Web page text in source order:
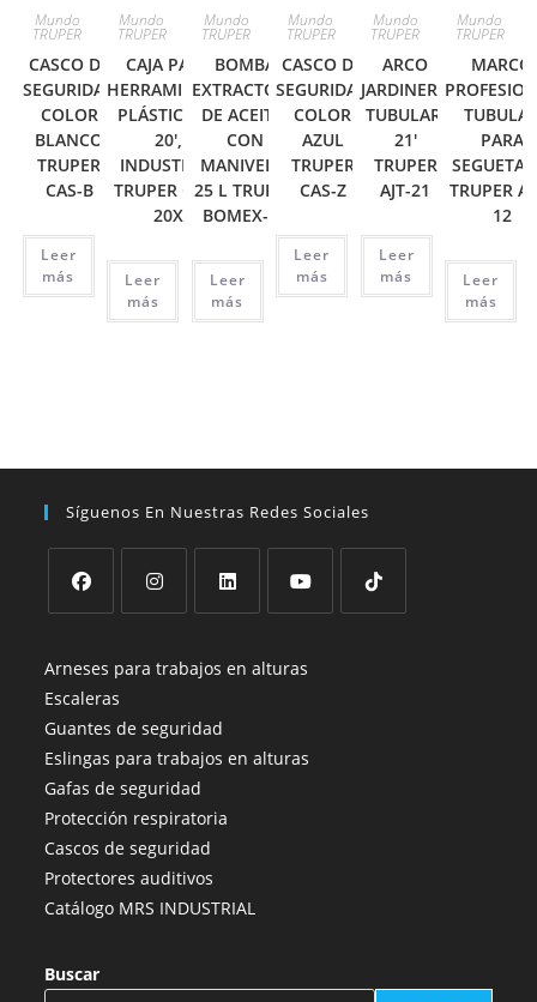
Mundo
TRUPER
CASCO DE
SEGURIDAD
COLOR
BLANCO
TRUPER
CAS-B
Leer
más
Mundo
TRUPER
CAJA PARA
HERRAMIENTA,
PLÁSTICA DE
20′,
INDUSTRIAL
TRUPER CHP-
20X
Leer
más
Mundo
TRUPER
BOMBA
EXTRACTORA
DE ACEITE,
CON
MANIVELA,
25 L TRUPER
BOMEX-25
Leer
más
Mundo
TRUPER
CASCO DE
SEGURIDAD
COLOR
AZUL
TRUPER
CAS-Z
Leer
más
Mundo
TRUPER
ARCO
JARDINERO
TUBULAR,
21′
TRUPER
AJT-21
Leer
más
Mundo
TRUPER
MARCO
PARA
SEGUETA
TRUPER
12
Leer
más
Síguenos En Nuestras Redes Sociales
abre
en
una
nueva
pestaña
abre
una
nueva
pestaña
abre
una
nueva
pestaña
abre
nueva
Arneses para trabajos en alturas
Escaleras
Guantes de seguridad
Eslingas para trabajos en alturas
Gafas de seguridad
Protección respiratoria
Cascos de seguridad
Protectores auditivos
Catálogo MRS INDUSTRIAL
Buscar